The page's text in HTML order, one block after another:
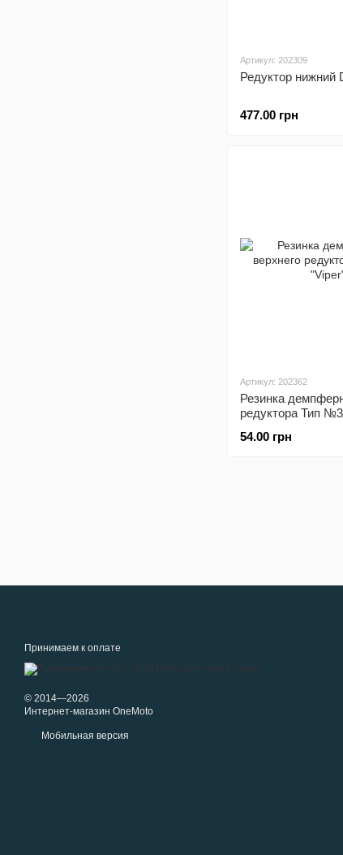
Артикул: 202309
Редуктор нижний
477.00 грн
Артикул: 202362
Резинка
редуктора Тип
54.00 грн
Принимаем к оплате
© 2014—2026
Интернет-магазин OneMoto
Мобильная версия